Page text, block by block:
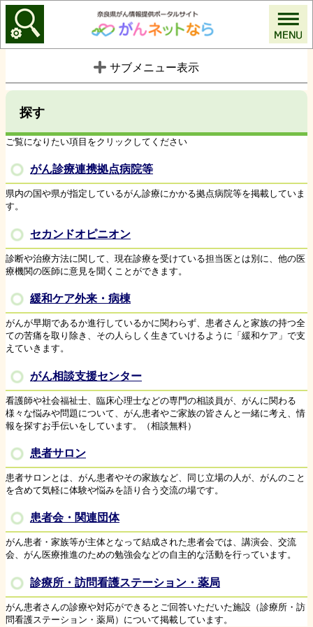
がんネットなら
サブメニュー表示
探す
ご覧になりたい項目をクリックしてください
がん診療連携拠点病院等
県内の国や県が指定しているがん診療にかかる拠点病院等を掲載していま
す。
セカンドオピニオン
診断や治療方法に関して、現在診療を受けている担当医とは別に、他の医
療機関の医師に意見を聞くことができます。
緩和ケア外来・病棟
がんが早期であるか進行しているかに関わらず、患者さんと家族の持つ全
ての苦痛を取り除き、その人らしく生きていけるように「緩和ケア」で支
えていきます。
がん相談支援センター
看護師や社会福祉士、臨床心理士などの専門の相談員が、がんに関わる
様々な悩みや問題について、がん患者やご家族の皆さんと一緒に考え、情
報を探すお手伝いをしています。（相談無料）
患者サロン
患者サロンとは、がん患者やその家族など、同じ立場の人が、がんのこと
を含めて気軽に体験や悩みを語り合う交流の場です。
患者会・関連団体
がん患者・家族等が主体となって結成された患者会では、講演会、交流
会、がん医療推進のための勉強会などの自主的な活動を行っています。
診療所・訪問看護ステーション・薬局
がん患者さんの診療や対応ができるとご回答いただいた施設（診療所・訪
問看護ステーション・薬局）について掲載しています。